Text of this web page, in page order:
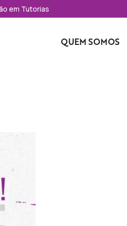
em Tutorias
QUEM SOMOS